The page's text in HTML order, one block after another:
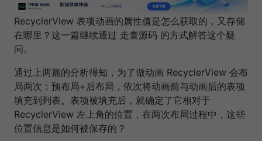
RecyclerView 表项动画的属性值是怎么获取的，又存储
在哪里？这一篇继续通过 走查源码 的方式解答这个疑
问。
通过上两篇的分析得知，为了做动画 RecyclerView 会布
局两次：预布局+后布局，依次将动画前与动画后的表项
填充到列表。表项被填充后，就确定了它相对于
RecyclerView 左上角的位置，在两次布局过程中，这些
位置信息是如何被保存的？